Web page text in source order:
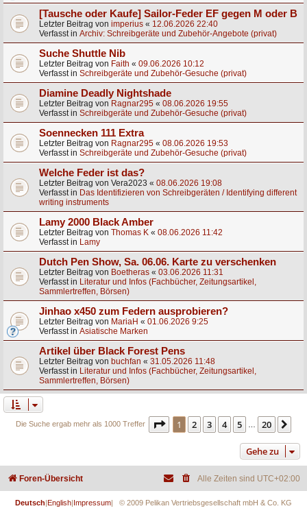
[Tausche oder Kaufe] Sailor-Feder EF gegen M oder B
Letzter Beitrag von imperius « 12.06.2026 22:40
Verfasst in Archiv: Schreibgeräte und Zubehör-Angebote (privat)
Suche Shuttle Nib
Letzter Beitrag von Faith « 09.06.2026 10:12
Verfasst in Schreibgeräte und Zubehör-Gesuche (privat)
Diamine Deadly Nightshade
Letzter Beitrag von Ragnar295 « 08.06.2026 19:55
Verfasst in Schreibgeräte und Zubehör-Gesuche (privat)
Soennecken 111 Extra
Letzter Beitrag von Ragnar295 « 08.06.2026 19:53
Verfasst in Schreibgeräte und Zubehör-Gesuche (privat)
Welche Feder ist das?
Letzter Beitrag von Vera2023 « 08.06.2026 19:08
Verfasst in Das Identifizieren von Schreibgeräten / Identifying different
writing instruments
Lamy 2000 Black Amber
Letzter Beitrag von Thomas K « 08.06.2026 11:42
Verfasst in Lamy
Dutch Pen Show, Sa. 06.06. Karte zu verschenken
Letzter Beitrag von Boetheras « 03.06.2026 11:31
Verfasst in Literatur und Infos (Fachbücher, Zeitungsartikel,
Sammlertreffen, Börsen)
Jinhao x450 zum Federn ausprobieren?
Letzter Beitrag von MariaH « 01.06.2026 9:25
Verfasst in Asiatische Marken
Artikel über Black Forest Pens
Letzter Beitrag von buchfan « 31.05.2026 11:48
Verfasst in Literatur und Infos (Fachbücher, Zeitungsartikel,
Sammlertreffen, Börsen)
Die Suche ergab mehr als 1000 Treffer Seite 1von 20
1 2 3 4 5 … 20
Gehe zu
Foren-Übersicht Alle Zeiten sind UTC+02:00
Deutsch English Impressum | © 2009 Pelikan Vertriebsgesellschaft mbH & Co. KG